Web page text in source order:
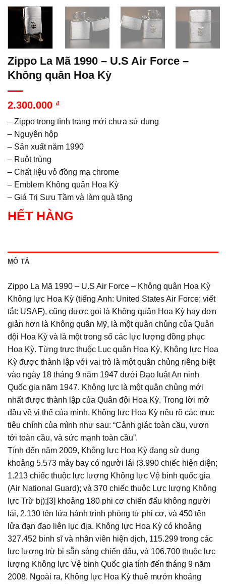
Zippo La Mã 1990 – U.S Air Force –
Không quân Hoa Kỳ
2.300.000 ₫
– Zippo trong tình trạng mới chưa sử dụng
– Nguyên hộp
– Sản xuất năm 1990
– Ruột trùng
– Chất liệu vỏ đồng mạ chrome
– Emblem Không quân Hoa Kỳ
– Giá Trị Sưu Tầm và làm quà tặng
HẾT HÀNG
MÔ TẢ
Zippo La Mã 1990 – U.S Air Force – Không quân Hoa Kỳ
Không lực Hoa Kỳ (tiếng Anh: United States Air Force; viết
tắt: USAF), cũng được gọi là Không quân Hoa Kỳ hay đơn
giản hơn là Không quân Mỹ, là một quân chủng của Quân
đội Hoa Kỳ và là một trong số các lực lượng đồng phục
Hoa Kỳ. Từng trực thuộc Lục quân Hoa Kỳ, Không lực Hoa
Kỳ được thành lập với vai trò là một quân chủng riêng biệt
vào ngày 18 tháng 9 năm 1947 dưới Đạo luật An ninh
Quốc gia năm 1947. Không lực là một quân chủng mới
nhất được thành lập của Quân đội Hoa Kỳ. Trong lời mở
đầu về vị thế của mình, Không lực Hoa Kỳ nêu rõ các mục
tiêu chính của mình như sau: “Cảnh giác toàn cầu, vươn
tới toàn cầu, và sức mạnh toàn cầu”.
Tính đến năm 2009, Không lực Hoa Kỳ đang sử dụng
khoảng 5.573 máy bay có người lái (3.990 chiếc hiện diện;
1.213 chiếc thuộc lực lượng Không lực Vệ binh quốc gia
(Air National Guard); và 370 chiếc thuộc Lực lượng Không
lực Trừ bị);[3] khoảng 180 phi cơ chiến đấu không người
lái, 2.130 tên lửa hành trình phóng từ phi cơ, và 450 tên
lửa đạn đạo liên lục địa. Không lực Hoa Kỳ có khoảng
327.452 binh sĩ và nhân viên hiện dịch, 115.299 trong các
lực lượng trừ bị sẵn sàng chiến đấu, và 106.700 thuộc lực
lượng Không lực Vệ binh Quốc gia tính đến tháng 9 năm
2008. Ngoài ra, Không lực Hoa Kỳ thuê mướn khoảng